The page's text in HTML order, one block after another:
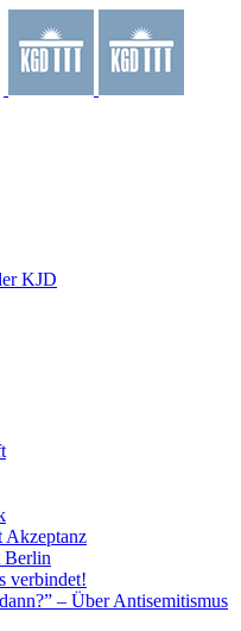
KJD
Akzeptanz
Berlin
verbindet!
– Über Antisemitismus